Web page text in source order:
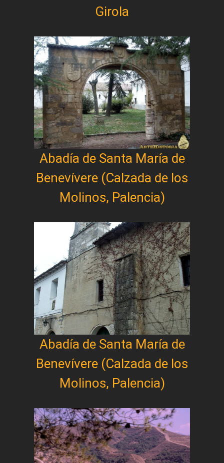
Girola
Abadía de Santa María de
Benevívere (Calzada de los
Molinos, Palencia)
Abadía de Santa María de
Benevívere (Calzada de los
Molinos, Palencia)